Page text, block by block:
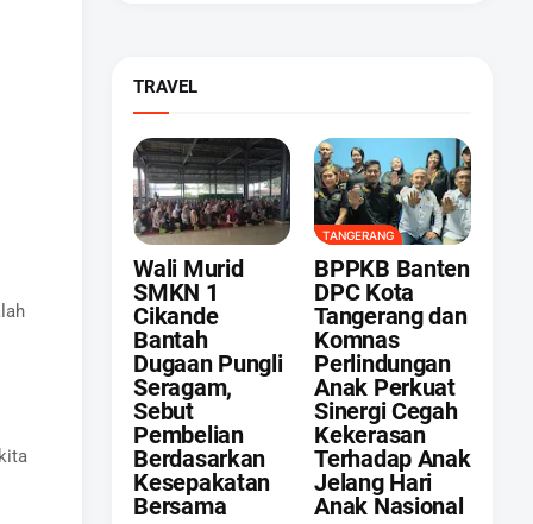
TRAVEL
Wali Murid
SMKN 1
Cikande
Bantah
Dugaan Pungli
Seragam,
Sebut
Pembelian
Berdasarkan
Kesepakatan
Bersama
TANGERANG
BPPKB Banten
DPC Kota
Tangerang dan
Komnas
Perlindungan
Anak Perkuat
Sinergi Cegah
Kekerasan
Terhadap Anak
Jelang Hari
Anak Nasional